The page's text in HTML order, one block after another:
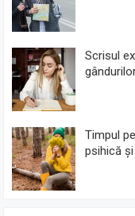
Scrisul
Timpul
psihică